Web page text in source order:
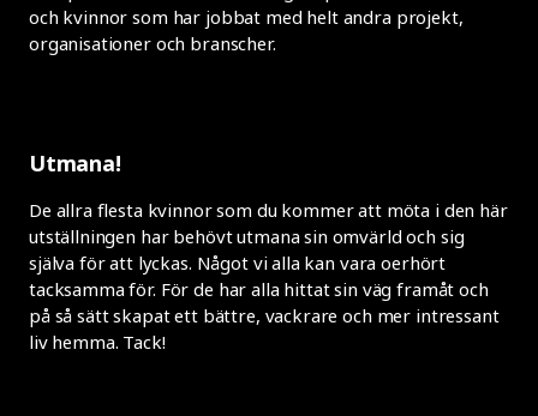
och kvinnor som har jobbat med helt andra projekt,
organisationer och branscher.
Utmana!
De allra flesta kvinnor som du kommer att möta i den här
utställningen har behövt utmana sin omvärld och sig
själva för att lyckas. Något vi alla kan vara oerhört
tacksamma för. För de har alla hittat sin väg framåt och
på så sätt skapat ett bättre, vackrare och mer intressant
liv hemma. Tack!